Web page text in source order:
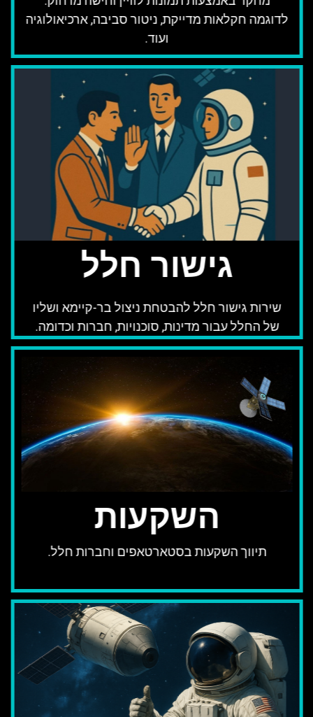
לדוגמה חקלאות מדייקת, ניטור סביבה, ארכיאולוגיה
ועוד.
גישור חלל
שירות גישור חלל להבטחת ניצול בר-קיימא ושליו
של החלל עבור מדינות, סוכנויות, חברות וכדומה.
השקעות
תיווך השקעות בסטארטאפים וחברות חלל.